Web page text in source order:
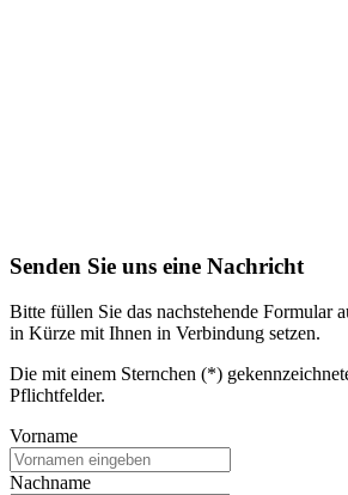
Senden Sie uns eine Nachricht
Bitte füllen Sie das nachstehende Formular
in Kürze mit Ihnen in Verbindung setzen.
Die mit einem Sternchen (*)
Pflichtfelder.
Vorname
Nachname